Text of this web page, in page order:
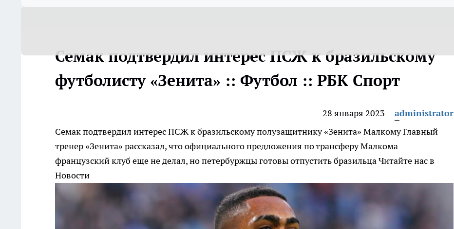
Семак подтвердил интерес ПСЖ к бразильскому
футболисту «Зенита» :: Футбол :: РБК Спорт
28 января 2023
administrator
Семак подтвердил интерес ПСЖ к бразильскому полузащитнику «Зенита» МалкомуГлавный
тренер «Зенита» рассказал, что официального предложения по трансферу Малкома
французский клуб еще не делал, но петербуржцы готовы отпустить бразильцаЧитайте нас в
Новости